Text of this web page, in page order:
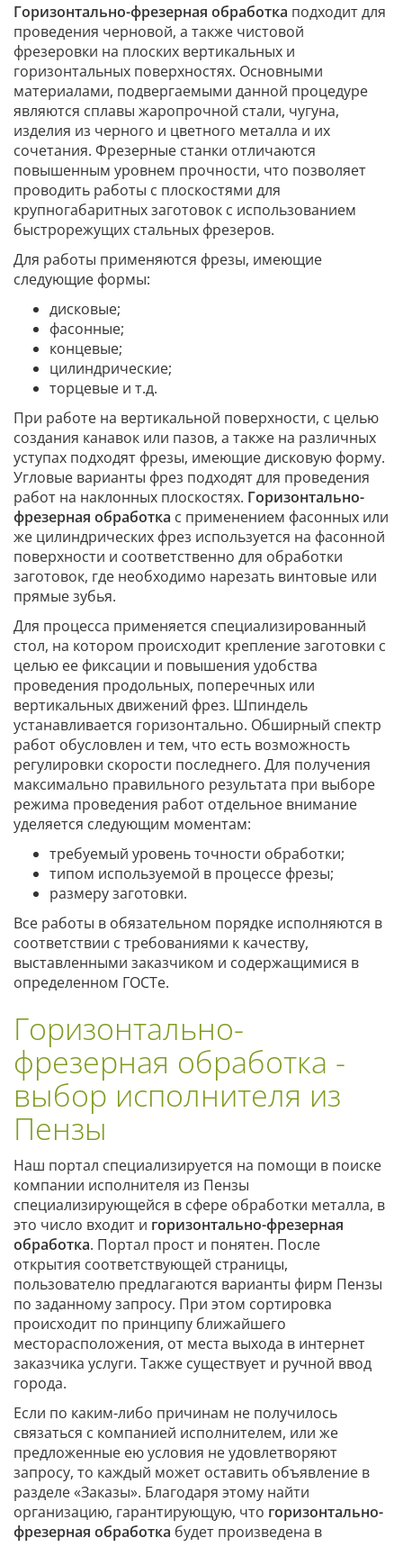
Горизонтально-фрезерная обработка подходит для
проведения черновой, а также чистовой
фрезеровки на плоских вертикальных и
горизонтальных поверхностях. Основными
материалами, подвергаемыми данной процедуре
являются сплавы жаропрочной стали, чугуна,
изделия из черного и цветного металла и их
сочетания. Фрезерные станки отличаются
повышенным уровнем прочности, что позволяет
проводить работы с плоскостями для
крупногабаритных заготовок с использованием
быстрорежущих стальных фрезеров.
Для работы применяются фрезы, имеющие
следующие формы:
дисковые;
фасонные;
концевые;
цилиндрические;
торцевые и т.д.
При работе на вертикальной поверхности, с целью
создания канавок или пазов, а также на различных
уступах подходят фрезы, имеющие дисковую форму.
Угловые варианты фрез подходят для проведения
работ на наклонных плоскостях. Горизонтально-
фрезерная обработка с применением фасонных или
же цилиндрических фрез используется на фасонной
поверхности и соответственно для обработки
заготовок, где необходимо нарезать винтовые или
прямые зубья.
Для процесса применяется специализированный
стол, на котором происходит крепление заготовки с
целью ее фиксации и повышения удобства
проведения продольных, поперечных или
вертикальных движений фрез. Шпиндель
устанавливается горизонтально. Обширный спектр
работ обусловлен и тем, что есть возможность
регулировки скорости последнего. Для получения
максимально правильного результата при выборе
режима проведения работ отдельное внимание
уделяется следующим моментам:
требуемый уровень точности обработки;
типом используемой в процессе фрезы;
размеру заготовки.
Все работы в обязательном порядке исполняются в
соответствии с требованиями к качеству,
выставленными заказчиком и содержащимися в
определенном ГОСТе.
Горизонтально-
фрезерная обработка -
выбор исполнителя из
Пензы
Наш портал специализируется на помощи в поиске
компании исполнителя из Пензы
специализирующейся в сфере обработки металла, в
это число входит и горизонтально-фрезерная
обработка. Портал прост и понятен. После
открытия соответствующей страницы,
пользователю предлагаются варианты фирм Пензы
по заданному запросу. При этом сортировка
происходит по принципу ближайшего
месторасположения, от места выхода в интернет
заказчика услуги. Также существует и ручной ввод
города.
Если по каким-либо причинам не получилось
связаться с компанией исполнителем, или же
предложенные ею условия не удовлетворяют
запросу, то каждый может оставить объявление в
разделе «Заказы». Благодаря этому найти
организацию, гарантирующую, что горизонтально-
фрезерная обработка будет произведена в